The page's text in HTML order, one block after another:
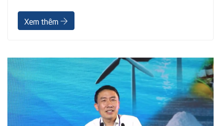
Xem thêm